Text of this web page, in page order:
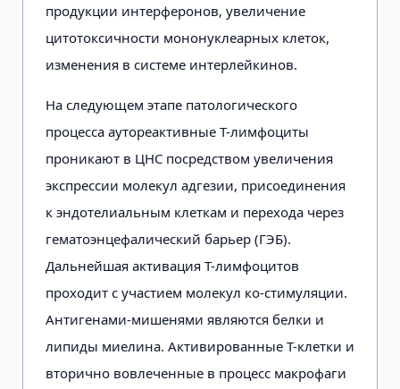
продукции интерферонов, увеличение
цитотоксичности мононуклеарных клеток,
изменения в системе интерлейкинов.
На следующем этапе патологического
процесса аутореактивные Т-лимфоциты
проникают в ЦНС посредством увеличения
экспрессии молекул адгезии, присоединения
к эндотелиальным клеткам и перехода через
гематоэнцефалический барьер (ГЭБ).
Дальнейшая активация Т-лимфоцитов
проходит с участием молекул ко-стимуляции.
Антигенами-мишенями являются белки и
липиды миелина. Активированные Т-клетки и
вторично вовлеченные в процесс макрофаги